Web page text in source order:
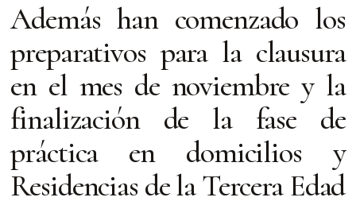
Además han comenzado los
preparativos para la clausura
en el mes de noviembre y la
finalización de la fase de
práctica en domicilios y
Residencias de la Tercera Edad